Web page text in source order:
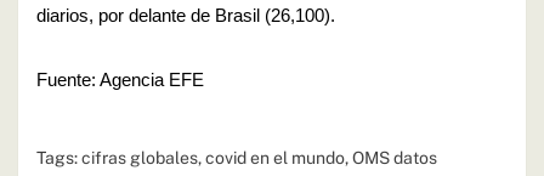
diarios, por delante de Brasil (26,100).
Fuente: Agencia EFE
Tags:cifras globales,covid en el mundo,OMS datos